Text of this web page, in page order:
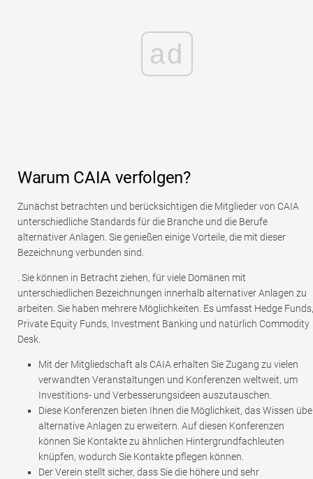
ad
Warum CAIA verfolgen?
Zunächst betrachten und berücksichtigen die Mitglieder von CAIA
unterschiedliche Standards für die Branche und die Berufe
alternativer Anlagen. Sie genießen einige Vorteile, die mit dieser
Bezeichnung verbunden sind.
. Sie können in Betracht ziehen, für viele Domänen mit
unterschiedlichen Bezeichnungen innerhalb alternativer Anlagen zu
arbeiten. Sie haben mehrere Möglichkeiten. Es umfasst Hedge Funds,
Private Equity Funds, Investment Banking und natürlich Commodity
Desk.
Mit der Mitgliedschaft als CAIA erhalten Sie Zugang zu vielen
verwandten Veranstaltungen und Konferenzen weltweit, um
Investitions- und Verbesserungsideen auszutauschen.
Diese Konferenzen bieten Ihnen die Möglichkeit, das Wissen
alternative Anlagen zu erweitern. Auf diesen Konferenzen
können Sie Kontakte zu ähnlichen Hintergrundfachleuten
knüpfen, wodurch Sie Kontakte pflegen können.
Der Verein stellt sicher, dass Sie die höhere und sehr